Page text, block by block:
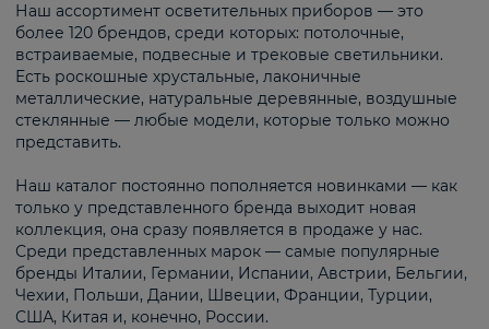
Наш ассортимент осветительных приборов — это
более 120 брендов, среди которых: потолочные,
встраиваемые, подвесные и трековые светильники.
Есть роскошные хрустальные, лаконичные
металлические, натуральные деревянные, воздушные
стеклянные — любые модели, которые только можно
представить.
Наш каталог постоянно пополняется новинками — как
только у представленного бренда выходит новая
коллекция, она сразу появляется в продаже у нас.
Среди представленных марок — самые популярные
бренды Италии, Германии, Испании, Австрии, Бельгии,
Чехии, Польши, Дании, Швеции, Франции, Турции,
США, Китая и, конечно, России.